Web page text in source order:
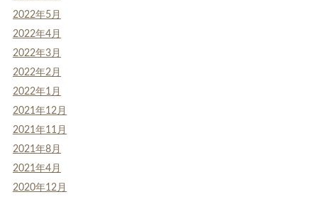
2022年5月
2022年4月
2022年3月
2022年2月
2022年1月
2021年12月
2021年11月
2021年8月
2021年4月
2020年12月